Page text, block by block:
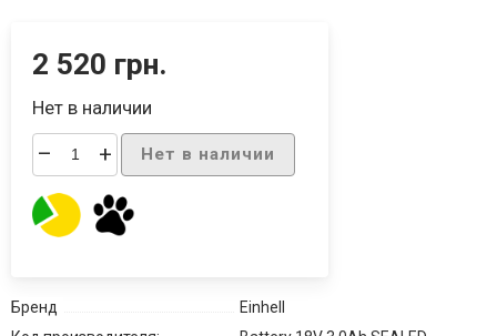
2 520 грн.
Нет в наличии
– + Нет в наличии
Бренд
Einhell